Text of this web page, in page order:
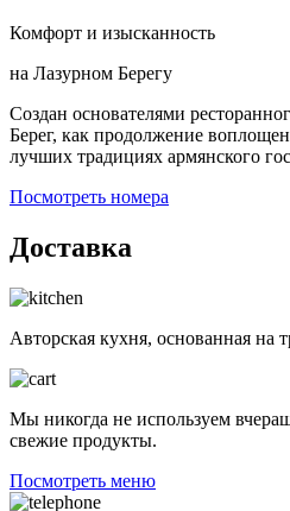
Комфорт и изысканность
на Лазурном Берегу
Создан основателями
Берег, как продолжение
лучших традициях армянского
Посмотреть номера
Доставка
Авторская кухня, основанная на
Мы никогда не используем
свежие продукты.
Посмотреть меню